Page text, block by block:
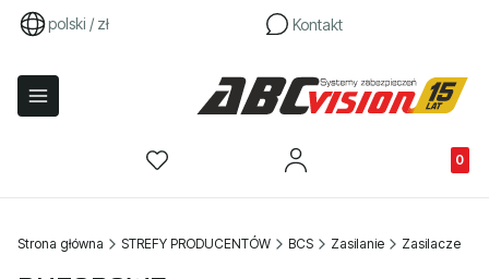
polski / zł Kontakt
Strona główna STREFY PRODUCENTÓW BCS Zasilanie Zasilacze